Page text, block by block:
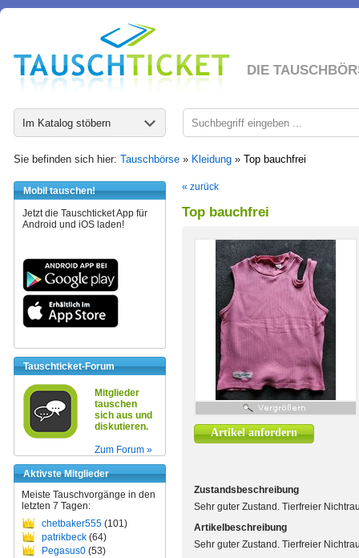
DIE
Im Katalog stöbern
Sie befinden sich hier: Tauschbörse » Kleidung » Top bauchfrei
Mobil tauschen!
Jetzt die Tauschticket App für
Android und iOS laden!
Tauschticket-Forum
Mitglieder
tauschen
sich aus und
diskutieren.
Zum Forum »
Aktivste Mitglieder
Meiste Tauschvorgänge in den
letzten 7 Tagen:
chetbaker555 (101)
patrikbeck (64)
Pegasus0 (53)
« zurück
Top bauchfrei
Artikel anfordern
Zustandsbeschreibung
Sehr guter Zustand. Tierfreier
Artikelbeschreibung
Sehr guter Zustand. Tierfreier